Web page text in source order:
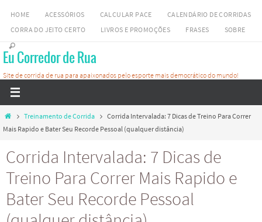
Skip
content
HOME ACESSÓRIOS CALCULAR PACE
CALENDÁRIO DE CORRIDAS
CORRA DO JEITO CERTO
LIVROS E PROMOÇÕES FRASES SOBRE
Eu Corredor de Rua
Site de corrida de rua para apaixonados pelo esporte mais democrático do mundo!
HomeTreinamento de Corrida
Corrida Intervalada: 7 Dicas de Treino Para Correr
Mais Rapido e Bater Seu Recorde Pessoal (qualquer distância)
Corrida Intervalada: 7 Dicas de
Treino Para Correr Mais Rapido e
Bater Seu Recorde Pessoal